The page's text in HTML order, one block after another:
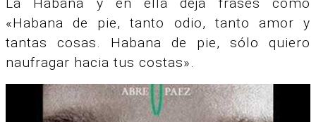
«Habana de pie, tanto odio, tanto amor y
tantas cosas. Habana de pie, sólo quiero
naufragar hacia tus costas».